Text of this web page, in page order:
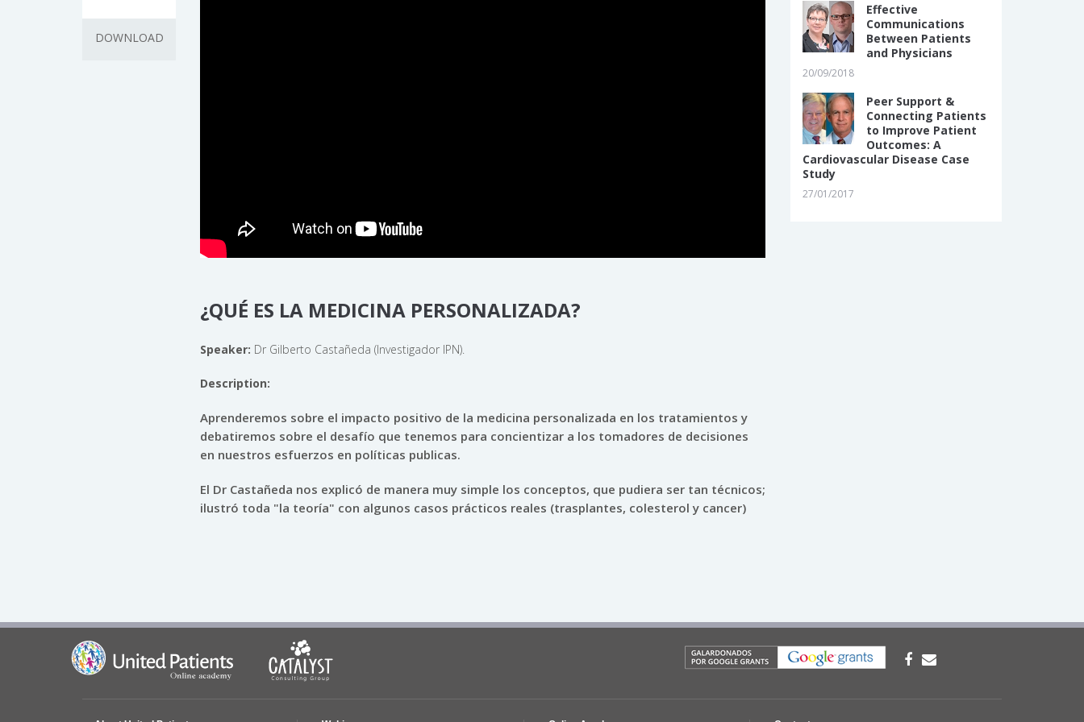
DOWNLOAD
¿QUÉ ES LA MEDICINA PERSONALIZADA?
Speaker: Dr Gilberto Castañeda (Investigador IPN).
Description:
Aprenderemos sobre el impacto positivo de la medicina personalizada en los tratamientos y
debatiremos sobre el desafío que tenemos para concientizar a los tomadores de decisiones
en nuestros esfuerzos en políticas publicas.
El Dr Castañeda nos explicó de manera muy simple los conceptos, que pudiera ser tan técnicos;
ilustró toda "la teoría" con algunos casos prácticos reales (trasplantes, colesterol y cancer)
Effective
Communications
Between Patients
and Physicians
20/09/2018
Peer Support &
Connecting Patients
to Improve Patient
Outcomes: A
Cardiovascular Disease Case
Study
27/01/2017